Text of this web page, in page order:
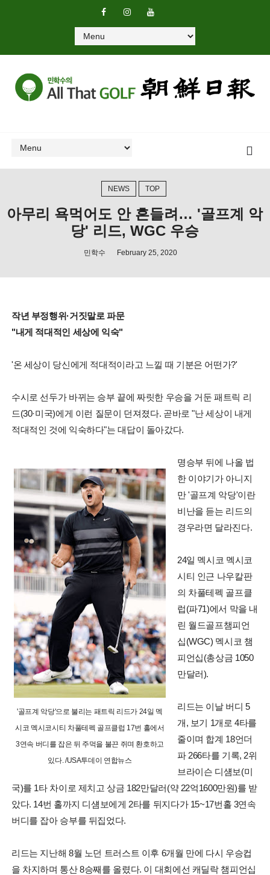
NEWS TOP
아무리 욕먹어도 안 흔들려… '골프계 악
당' 리드, WGC 우승
민학수 February 25, 2020
작년 부정행위·거짓말로 파문
"내게 적대적인 세상에 익숙"
'온 세상이 당신에게 적대적이라고 느낄 때 기분은 어떤가?'
수시로 선두가 바뀌는 승부 끝에 짜릿한 우승을 거둔 패트릭 리
드(30·미국)에게 이런 질문이 던져졌다. 곧바로 "난 세상이 내게
적대적인 것에 익숙하다"는 대답이 돌아갔다.
'골프계 악당'으로 불리는 패트릭 리드가 24일 멕
시코 멕시코시티 차풀테펙 골프클럽 17번 홀에서
3연속 버디를 잡은 뒤 주먹을 불끈 쥐며 환호하고
있다. /USA투데이 연합뉴스
명승부 뒤에 나올 법
한 이야기가 아니지
만 '골프계 악당'이란
비난을 듣는 리드의
경우라면 달라진다.
24일 멕시코 멕시코
시티 인근 나우칼판
의 차풀테펙 골프클
럽(파71)에서 막을 내
린 월드골프챔피언
십(WGC) 멕시코 챔
피언십(총상금 1050
만달러).
리드는 이날 버디 5
개, 보기 1개로 4타를
줄이며 합계 18언더
파 266타를 기록, 2위
브라이슨 디섐보(미
국)를 1타 차이로 제치고 상금 182만달러(약 22억1600만원)를 받
았다. 14번 홀까지 디섐보에게 2타를 뒤지다가 15~17번홀 3연속
버디를 잡아 승부를 뒤집었다.
리드는 지난해 8월 노던 트러스트 이후 6개월 만에 다시 우승컵
을 차지하며 통산 8승째를 올렸다. 이 대회에선 캐딜락 챔피언십